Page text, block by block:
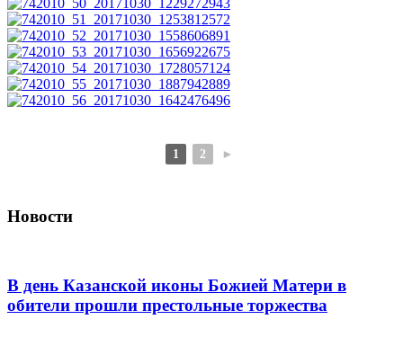
1 2 ►
Новости
В день Казанской иконы Божией Матери в
обители прошли престольные торжества